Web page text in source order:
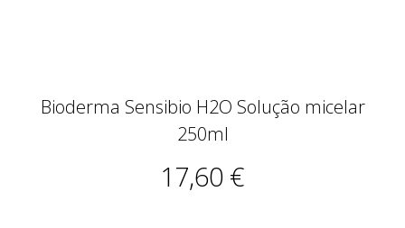
Bioderma Sensibio H2O Solução micelar
250ml
17,60 €